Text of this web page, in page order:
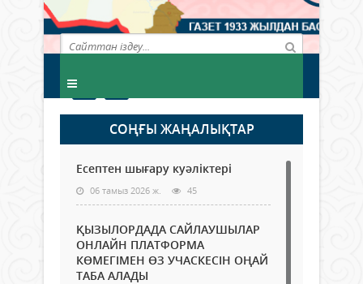
СОҢҒЫ ЖАҢАЛЫҚТАР
Есептен шығару куәліктері
06 тамыз 2026 ж. 45
ҚЫЗЫЛОРДАДА САЙЛАУШЫЛАР
ОНЛАЙН ПЛАТФОРМА
КӨМЕГІМЕН ӨЗ УЧАСКЕСІН ОҢАЙ
ТАБА АЛАДЫ